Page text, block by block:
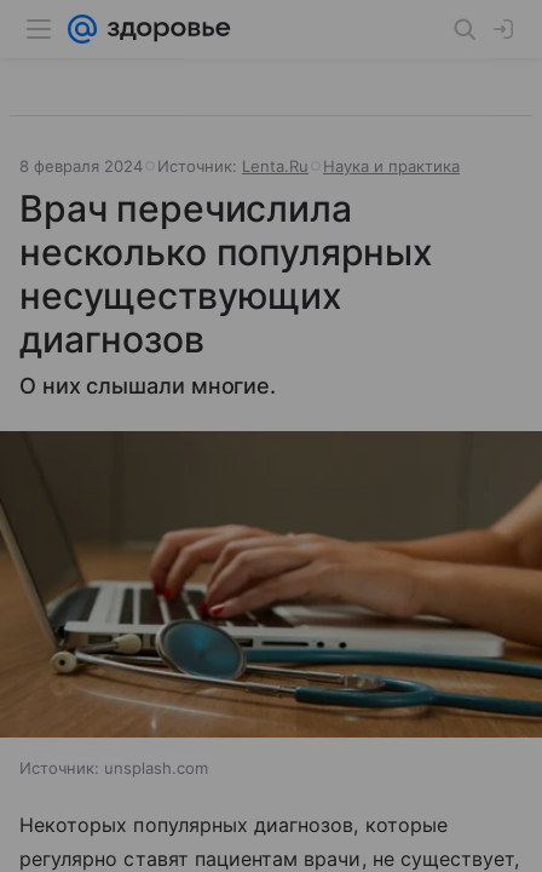
8 февраля 2024 Источник: Lenta.Ru Наука и практика
Врач перечислила
несколько популярных
несуществующих
диагнозов
О них слышали многие.
Источник: unsplash.com
Некоторых популярных диагнозов, которые
регулярно ставят пациентам врачи, не существует,